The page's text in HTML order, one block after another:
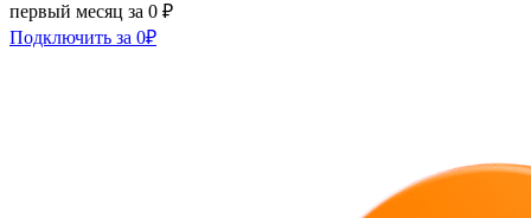
первый месяц за 0 ₽
Подключить за 0₽